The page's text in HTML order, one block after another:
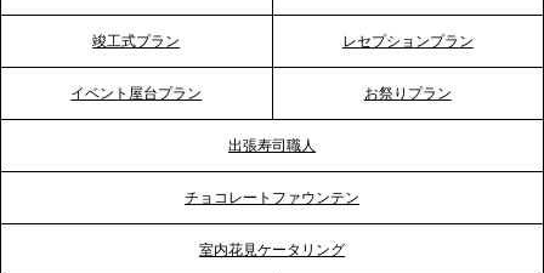
2026.5.20
プレスリリースのご案内｜ケータリングのセカンド
2026.5.12
プレスリリースのご案内｜ケータリングのセカンド
竣工式プラン レセプションプラン
イベント屋台プラン お祭りプラン
出張寿司職人
チョコレートファウンテン
室内花見ケータリング